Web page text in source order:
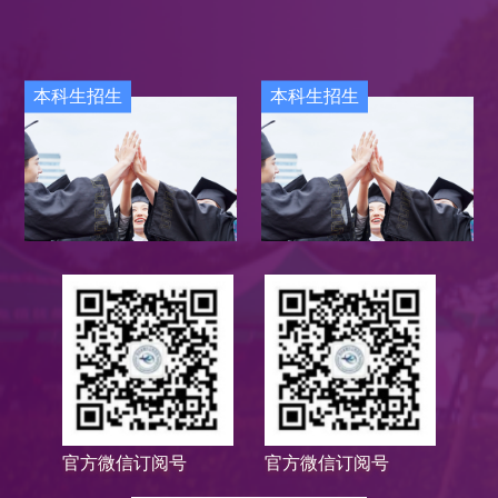
本科生招生 本科生招生
官方微信订阅号 官方微信订阅号